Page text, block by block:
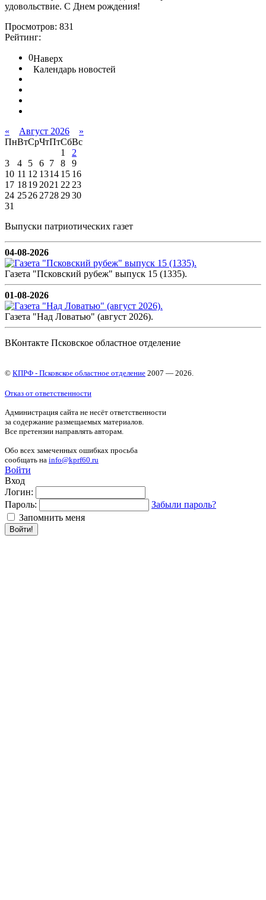
удовольствие. С Днем рождения!
Просмотров: 831
Рейтинг:
0Наверх
Календарь новостей
« Август 2026
»
ПнВтСрЧтПтСбВс
1
2
3
4 5 6 7 8
9
10 11 12 1314 15 16
17 18192021 2223
24 252627282930
31
Выпуски патриотических газет
04-08-2026
Газета "Псковский рубеж" выпуск 15 (1335).
01-08-2026
Газета "Над Ловатью" (август 2026).
ВКонтакте Псковское областное отделение
© КПРФ - Псковское областное отделение 2007 — 2026.
Отказ от ответственности
Администрация сайта не несёт ответственности
за содержание размещаемых материалов.
Все претензии направлять авторам.
Обо всех замеченных ошибках просьба
сообщать на info@kprf60.ru
Войти
Вход
Логин:
Пароль:
Забыли пароль?
Запомнить меня